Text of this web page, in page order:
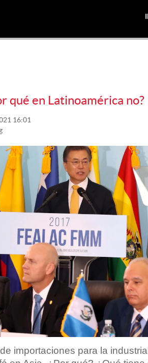
qué en Latinoamérica no?
16:01
importaciones para la